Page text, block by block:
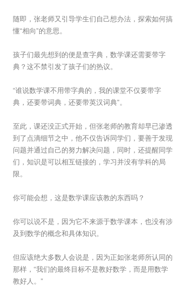
随即，张老师又引导学生们自己想办法，探索如何搞
懂“相向”的意思。
孩子们最先想到的便是查字典，数学课还需要带字
典？这不禁引发了孩子们的热议。
“谁说数学课不用带字典的，我的课堂不仅要带字
典，还要带词典，还要带英汉词典”。
至此，课还没正式开始，但张老师的教育却早已渗透
到了点滴细节之中，他不仅告诉同学们，要善于发现
问题并通过自己的努力解决问题，同时，还提醒同学
们，知识是可以相互链接的，学习并没有学科的局
限。
你可能会想，这是数学课应该教的东西吗？
你可以说不是，因为它不来源于数学课本，也没有涉
及到数学的概念和具体知识。
但应该绝大多数人会说是，因为正如张老师所认同的
那样，“我们的最终目标不是教好数学，而是用数学
教好人。”